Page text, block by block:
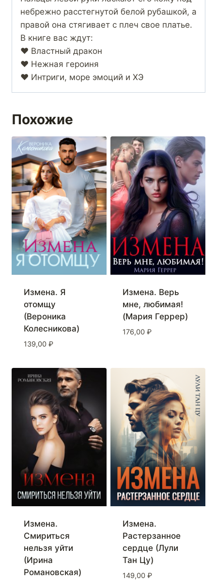
небрежно расстегнутой белой рубашкой, а
правой она стягивает с плеч свое платье.
В книге вас ждут:
♥ Властный дракон
♥ Нежная героиня
♥ Интриги, море эмоций и ХЭ
Похожие
Измена. Я
отомщу
(Вероника
Колесникова)
139,00 ₽
Измена. Верь
мне, любимая!
(Мария Геррер)
176,00 ₽
Измена.
Смириться
нельзя уйти
(Ирина
Романовская)
Измена.
Растерзанное
сердце (Лули
Тан Цу)
149,00 ₽